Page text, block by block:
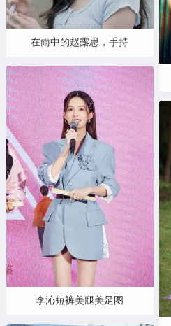
在雨中的赵露思，手持
李沁短裤美腿美足图